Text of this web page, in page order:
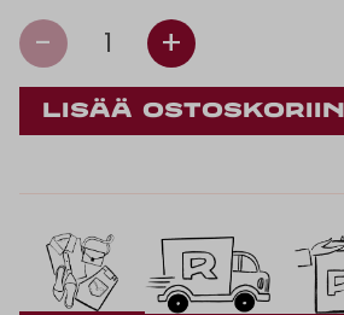
- 1 +